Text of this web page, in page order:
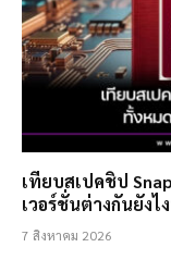
เทียบสเปคชิป
เวอร์ชั่นต่างกันยังไ
7 สิงหาคม 2026